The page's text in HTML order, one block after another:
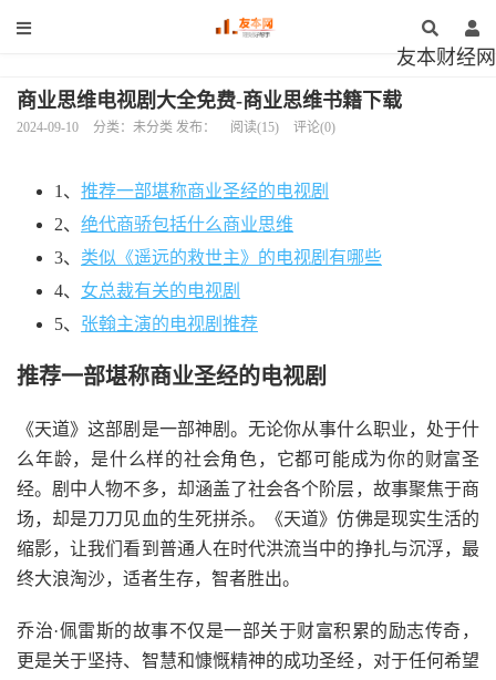
友本财经网
商业思维电视剧大全免费-商业思维书籍下载
2024-09-10 分类：未分类 发布： 阅读(15) 评论(0)
1、 推荐一部堪称商业圣经的电视剧
2、 绝代商骄包括什么商业思维
3、 类似《遥远的救世主》的电视剧有哪些
4、 女总裁有关的电视剧
5、 张翰主演的电视剧推荐
推荐一部堪称商业圣经的电视剧
《天道》这部剧是一部神剧。无论你从事什么职业，处于什
么年龄，是什么样的社会角色，它都可能成为你的财富圣
经。剧中人物不多，却涵盖了社会各个阶层，故事聚焦于商
场，却是刀刀见血的生死拼杀。《天道》仿佛是现实生活的
缩影，让我们看到普通人在时代洪流当中的挣扎与沉浮，最
终大浪淘沙，适者生存，智者胜出。
乔治·佩雷斯的故事不仅是一部关于财富积累的励志传奇，
更是关于坚持、智慧和慷慨精神的成功圣经，对于任何希望